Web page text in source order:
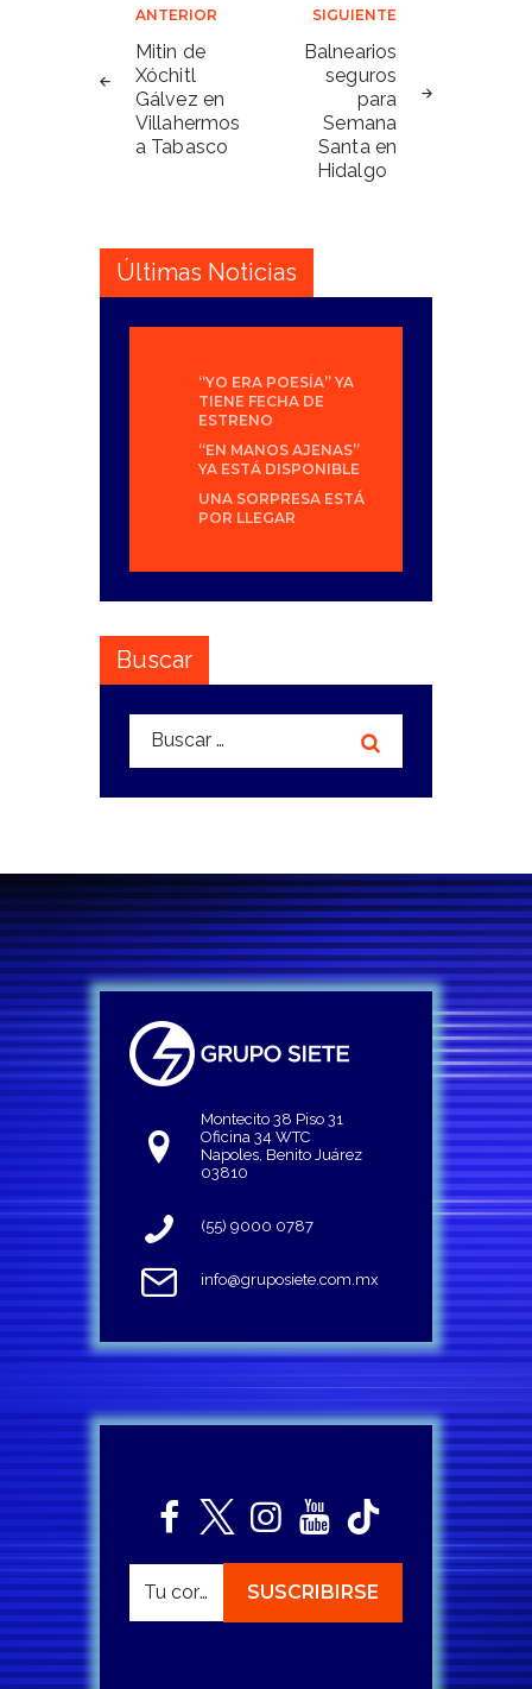
Navegación
de
entradas
ANTERIOR
Mitin de
Xóchitl
Gálvez en
Villahermos
a Tabasco
SIGUIENTE
Balnearios
seguros
para
Semana
Santa en
Hidalgo
Últimas Noticias
“YO ERA POESÍA” YA
TIENE FECHA DE
ESTRENO
“EN MANOS AJENAS”
YA ESTÁ DISPONIBLE
UNA SORPRESA ESTÁ
POR LLEGAR
Buscar
Buscar:
Montecito 38 Piso 31
Oficina 34 WTC
Napoles, Benito Juárez
03810
(55) 9000 0787
info@gruposiete.com.mx